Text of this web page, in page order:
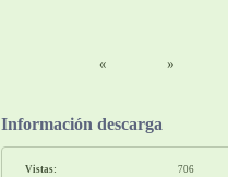
« »
Información descarga
Vistas: 706